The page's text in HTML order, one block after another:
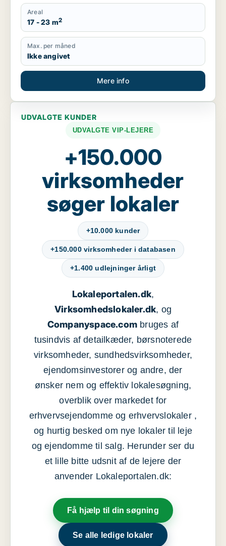
Areal
17 - 23 m2
Max. per måned
Ikke angivet
Mere info
UDVALGTE KUNDER
UDVALGTE VIP-LEJERE
+150.000
virksomheder
søger lokaler
+10.000 kunder
+150.000 virksomheder i databasen
+1.400 udlejninger årligt
Lokaleportalen.dk,
Virksomhedslokaler.dk, og
Companyspace.com bruges af
tusindvis af detailkæder, børsnoterede
virksomheder, sundhedsvirksomheder,
ejendomsinvestorer og andre, der
ønsker nem og effektiv lokalesøgning,
overblik over markedet for
erhvervsejendomme og erhvervslokaler ,
og hurtig besked om nye lokaler til leje
og ejendomme til salg. Herunder ser du
et lille bitte udsnit af de lejere der
anvender Lokaleportalen.dk:
Få hjælp til din søgning
Se alle ledige lokaler